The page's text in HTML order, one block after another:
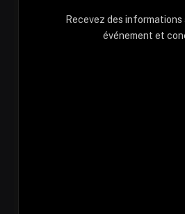
Recevez des informations
événement et